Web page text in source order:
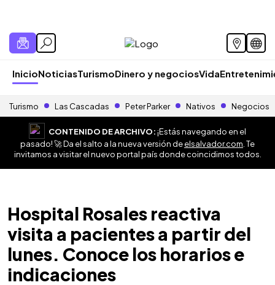
InicioNoticiasTurismoDinero y negociosVida
Turismo Las Cascadas Peter Parker Nativos Negocios
CONTENIDO DE ARCHIVO:¡Estás navegando en el
pasado! 🚀 Da el salto a la nueva versión deelsalvador.com . Te
invitamos a visitar el nuevo portal país donde coincidimos todos.
Hospital Rosales reactiva
visita a pacientes a partir del
lunes. Conoce los horarios e
indicaciones